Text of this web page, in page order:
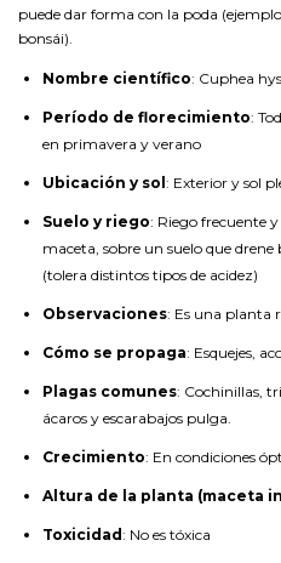
puede dar forma con la poda
bonsái).
Nombre científico: Cuphea
Período de florecimiento:
en primavera y verano
Ubicación y sol : Exterior y sol
Suelo y riego: Riego frecuente
maceta, sobre un suelo que
(tolera distintos tipos de acidez)
Observaciones: Es una planta
Cómo se propaga: Esquejes,
Plagas comunes: Cochinillas,
ácaros y escarabajos pulga.
Crecimiento: En condiciones
Altura de la planta (maceta
Toxicidad: No es tóxica